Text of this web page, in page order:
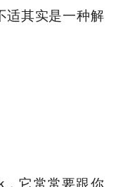
适其实是一种解
它常常要跟你